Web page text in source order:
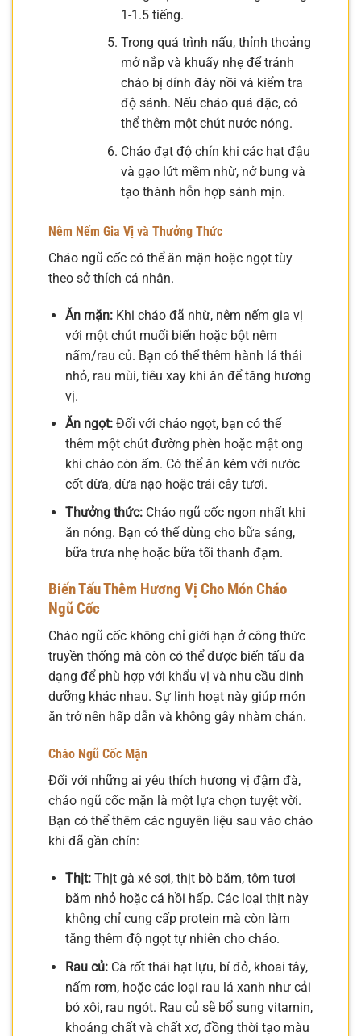
1-1.5 tiếng.
Trong quá trình nấu, thỉnh thoảng
mở nắp và khuấy nhẹ để tránh
cháo bị dính đáy nồi và kiểm tra
độ sánh. Nếu cháo quá đặc, có
thể thêm một chút nước nóng.
Cháo đạt độ chín khi các hạt đậu
và gạo lứt mềm nhừ, nở bung và
tạo thành hỗn hợp sánh mịn.
Nêm Nếm Gia Vị và Thưởng Thức
Cháo ngũ cốc có thể ăn mặn hoặc ngọt tùy
theo sở thích cá nhân.
Ăn mặn:Khi cháo đã nhừ, nêm nếm gia vị
với một chút muối biển hoặc bột nêm
nấm/rau củ. Bạn có thể thêm hành lá thái
nhỏ, rau mùi, tiêu xay khi ăn để tăng hương
vị.
Ăn ngọt:Đối với cháo ngọt, bạn có thể
thêm một chút đường phèn hoặc mật ong
khi cháo còn ấm. Có thể ăn kèm với nước
cốt dừa, dừa nạo hoặc trái cây tươi.
Thưởng thức:Cháo ngũ cốc ngon nhất khi
ăn nóng. Bạn có thể dùng cho bữa sáng,
bữa trưa nhẹ hoặc bữa tối thanh đạm.
Biến Tấu Thêm Hương Vị Cho Món Cháo
Ngũ Cốc
Cháo ngũ cốc không chỉ giới hạn ở công thức
truyền thống mà còn có thể được biến tấu đa
dạng để phù hợp với khẩu vị và nhu cầu dinh
dưỡng khác nhau. Sự linh hoạt này giúp món
ăn trở nên hấp dẫn và không gây nhàm chán.
Cháo Ngũ Cốc Mặn
Đối với những ai yêu thích hương vị đậm đà,
cháo ngũ cốc mặn là một lựa chọn tuyệt vời.
Bạn có thể thêm các nguyên liệu sau vào cháo
khi đã gần chín:
Thịt:Thịt gà xé sợi, thịt bò băm, tôm tươi
băm nhỏ hoặc cá hồi hấp. Các loại thịt này
không chỉ cung cấp protein mà còn làm
tăng thêm độ ngọt tự nhiên cho cháo.
Rau củ:Cà rốt thái hạt lựu, bí đỏ, khoai tây,
nấm rơm, hoặc các loại rau lá xanh như cải
bó xôi, rau ngót. Rau củ sẽ bổ sung vitamin,
khoáng chất và chất xơ, đồng thời tạo màu